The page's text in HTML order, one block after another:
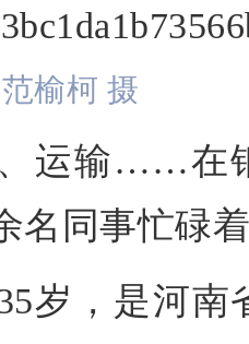
榆柯 摄
运输……在
名同事忙碌
岁，是河南